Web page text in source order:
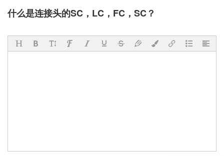
什么是连接头的SC，LC，FC，SC？